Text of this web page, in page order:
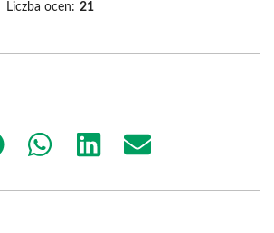
Liczba ocen: 21
Share
Share
Share